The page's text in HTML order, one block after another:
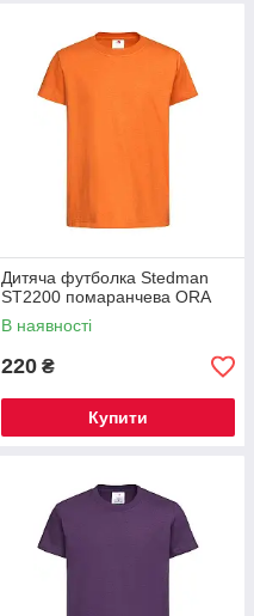
Дитяча футболка Stedman
ST2200 помаранчева ORA
В наявності
220 ₴
Купити